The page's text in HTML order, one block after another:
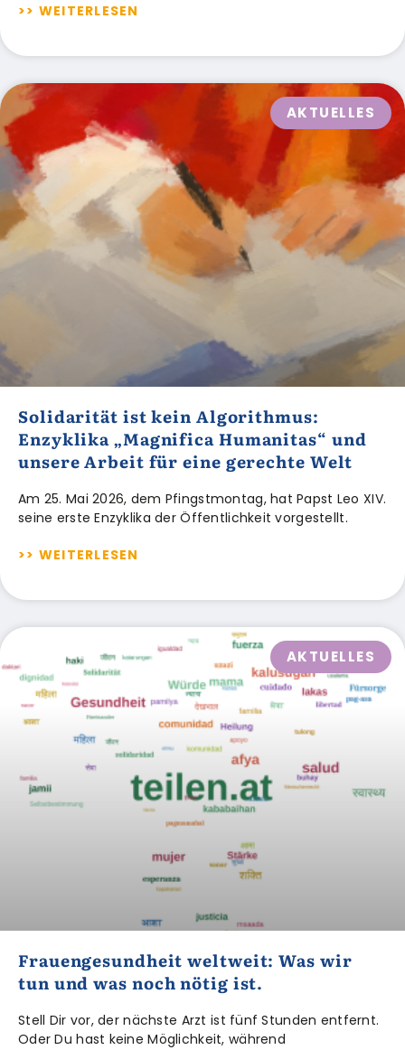
>> WEITERLESEN
AKTUELLES
Solidarität ist kein Algorithmus:
Enzyklika „Magnifica Humanitas“ und
unsere Arbeit für eine gerechte Welt
Am 25. Mai 2026, dem Pfingstmontag, hat Papst Leo XIV.
seine erste Enzyklika der Öffentlichkeit vorgestellt.
>> WEITERLESEN
AKTUELLES
Frauengesundheit weltweit: Was wir
tun und was noch nötig ist.
Stell Dir vor, der nächste Arzt ist fünf Stunden entfernt.
Oder Du hast keine Möglichkeit, während